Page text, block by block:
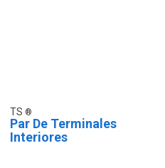
TS
Par De Terminales
Interiores